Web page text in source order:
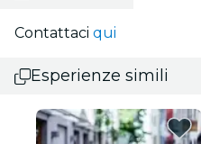
Contattaci qui
Esperienze simili